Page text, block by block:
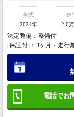
年式
2021年
走
2.0
法定整備：整備付
[保証付]：3ヶ月・走行
電話でお